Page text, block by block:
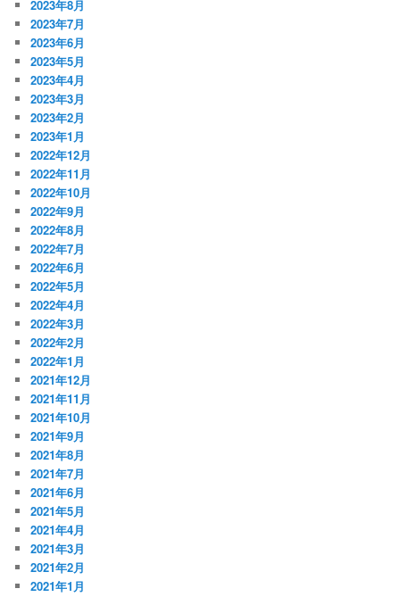
2023年8月
2023年7月
2023年6月
2023年5月
2023年4月
2023年3月
2023年2月
2023年1月
2022年12月
2022年11月
2022年10月
2022年9月
2022年8月
2022年7月
2022年6月
2022年5月
2022年4月
2022年3月
2022年2月
2022年1月
2021年12月
2021年11月
2021年10月
2021年9月
2021年8月
2021年7月
2021年6月
2021年5月
2021年4月
2021年3月
2021年2月
2021年1月